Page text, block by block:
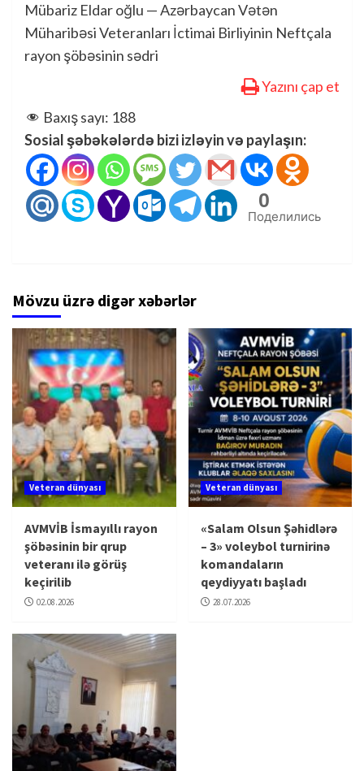
Mübariz Eldar oğlu — Azərbaycan Vətən
Müharibəsi Veteranları İctimai Birliyinin Neftçala
rayon şöbəsinin sədri
Yazını çap et
Baxış sayı: 188
Sosial şəbəkələrdə bizi izləyin və paylaşın:
0
Поделились
Mövzu üzrə digər xəbərlər
Veteran dünyası
AVMVİB İsmayıllı rayon
şöbəsinin bir qrup
veteranı ilə görüş
keçirilib
02.08.2026
Veteran dünyası
«Salam Olsun Şəhidlərə
– 3» voleybol turnirinə
komandaların
qeydiyyatı başladı
28.07.2026